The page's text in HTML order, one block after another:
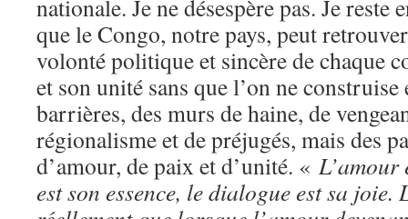
nationale. Je ne désespère pas. Je reste
que le Congo, notre pays, peut
volonté politique et sincère de chaque
et son unité sans que l’on ne construise
barrières, des murs de haine, de
régionalisme et de préjugés, mais des
d’amour, de paix et d’unité. «
est son essence, le dialogue est sa joie.